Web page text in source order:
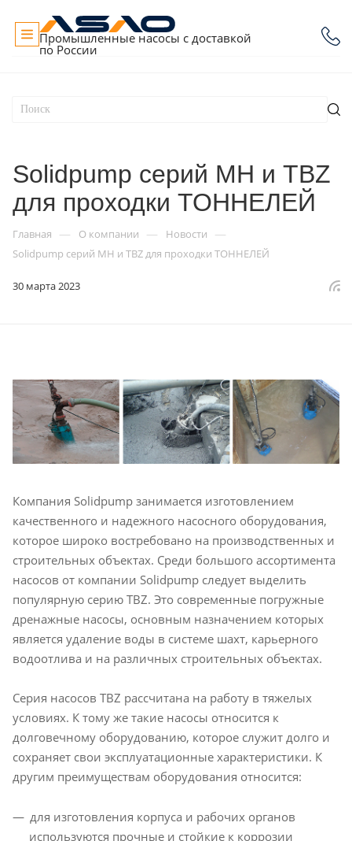
Промышленные насосы с доставкой
по России
Solidpump серий MH и TBZ
для проходки ТОННЕЛЕЙ
Главная — О компании — Новости —
Solidpump серий MH и TBZ для проходки ТОННЕЛЕЙ
30 марта 2023
Компания Solidpump занимается изготовлением
качественного и надежного насосного оборудования,
которое широко востребовано на производственных и
строительных объектах. Среди большого ассортимента
насосов от компании Solidpump следует выделить
популярную серию TBZ. Это современные погружные
дренажные насосы, основным назначением которых
является удаление воды в системе шахт, карьерного
водоотлива и на различных строительных объектах.
Серия насосов TBZ рассчитана на работу в тяжелых
условиях. К тому же такие насосы относится к
долговечному оборудованию, которое служит долго и
сохраняет свои эксплуатационные характеристики. К
другим преимуществам оборудования относится:
для изготовления корпуса и рабочих органов
используются прочные и стойкие к коррозии